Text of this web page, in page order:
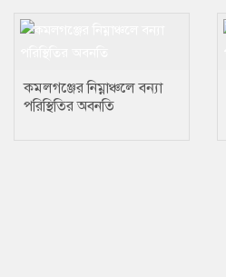
কমলগঞ্জের নিম্নাঞ্চলে বন্যা
পরিস্থিতির অবনতি